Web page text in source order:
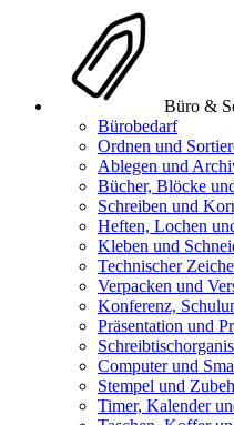
Büro &
Bürobedarf
Ordnen und
Ablegen und
Bücher, Blöcke
Schreiben und
Heften, Lochen
Kleben und
Technischer
Verpacken und
Konferenz,
Präsentation und
Computer und
Stempel und
Timer, Kalender